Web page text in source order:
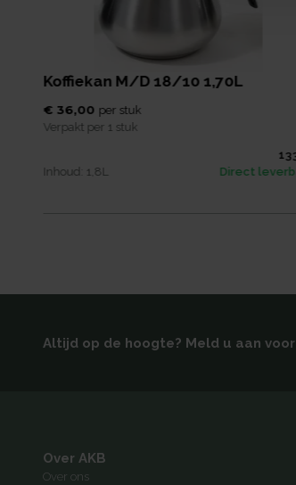
Koffiekan M/d 18/10 1,70L
€ 36,00 per stuk
Verpakt per 1 stuk
Inhoud: 1,8 L
Direct
Altijd op de hoogte? Meld u aan
Over AKB
Over ons